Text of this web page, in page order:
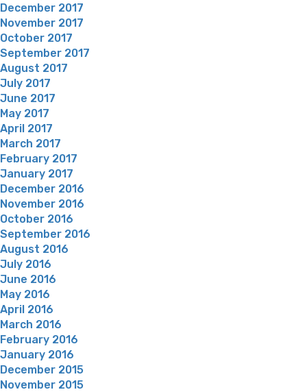
December 2017
November 2017
October 2017
September 2017
August 2017
July 2017
June 2017
May 2017
April 2017
March 2017
February 2017
January 2017
December 2016
November 2016
October 2016
September 2016
August 2016
July 2016
June 2016
May 2016
April 2016
March 2016
February 2016
January 2016
December 2015
November 2015